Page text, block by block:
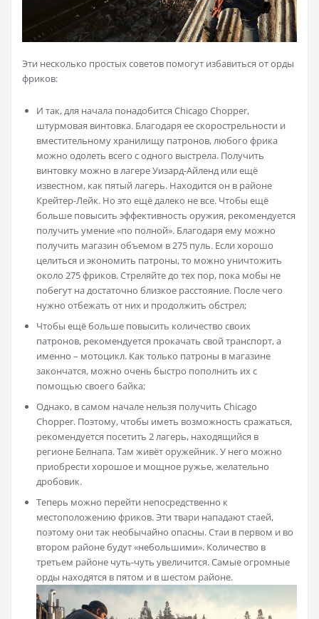
Эти несколько простых советов помогут избавиться от орды
фриков:
И так, для начала понадобится Chicago Chopper,
штурмовая винтовка. Благодаря ее скорострельности и
вместительному хранилищу патронов, любого фрика
можно одолеть всего с одного выстрела. Получить
винтовку можно в лагере Уизард-Айленд или ещё
известном, как пятый лагерь. Находится он в районе
Крейтер-Лейк. Но это ещё далеко не все. Чтобы ещё
больше повысить эффективность оружия, рекомендуется
получить умение «по полной». Благодаря ему можно
получить магазин объемом в 275 пуль. Если хорошо
целиться и экономить патроны, то можно уничтожить
около 275 фриков. Стреляйте до тех пор, пока мобы не
побегут на достаточно близкое расстояние. После чего
нужно отбежать от них и продолжить обстрел;
Чтобы ещё больше повысить количество своих
патронов, рекомендуется прокачать свой транспорт, а
именно – мотоцикл. Как только патроны в магазине
закончатся, можно очень быстро пополнить их с
помощью своего байка;
Однако, в самом начале нельзя получить Chicago
Chopper. Поэтому, чтобы иметь возможность сражаться,
рекомендуется посетить 2 лагерь, находящийся в
регионе Белнапа. Там живёт оружейник. У него можно
приобрести хорошое и мощное ружье, желательно
дробовик.
Теперь можно перейти непосредственно к
местоположению фриков. Эти твари нападают стаей,
поэтому они так необычайно опасны. Стаи в первом и во
втором районе будут «небольшими». Количество в
третьем районе чуть-чуть увеличится. Самые огромные
орды находятся в пятом и в шестом районе.